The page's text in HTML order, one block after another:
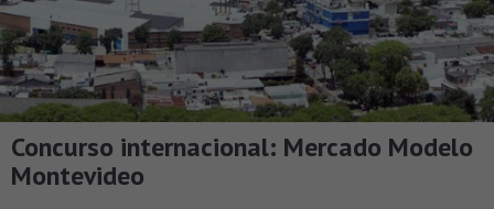
Concurso internacional: Mercado Modelo
Montevideo